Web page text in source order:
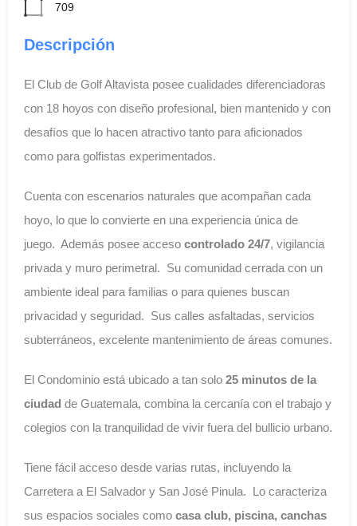
709
Descripción
El Club de Golf Altavista posee cualidades diferenciadoras
con 18 hoyos con diseño profesional, bien mantenido y con
desafíos que lo hacen atractivo tanto para aficionados
como para golfistas experimentados.
Cuenta con escenarios naturales que acompañan cada
hoyo, lo que lo convierte en una experiencia única de
juego. Además posee acceso controlado 24/7, vigilancia
privada y muro perimetral. Su comunidad cerrada con un
ambiente ideal para familias o para quienes buscan
privacidad y seguridad. Sus calles asfaltadas, servicios
subterráneos, excelente mantenimiento de áreas comunes.
El Condominio está ubicado a tan solo 25 minutos de la
ciudad de Guatemala, combina la cercanía con el trabajo y
colegios con la tranquilidad de vivir fuera del bullicio urbano.
Tiene fácil acceso desde varias rutas, incluyendo la
Carretera a El Salvador y San José Pinula. Lo caracteriza
sus espacios sociales como casa club, piscina, canchas